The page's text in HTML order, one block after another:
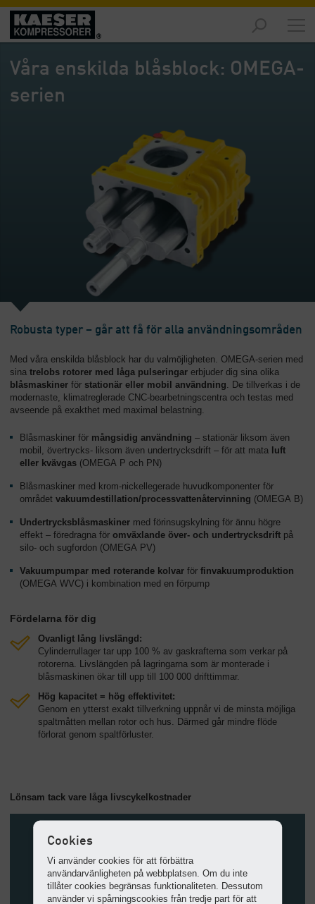
Marknader
-
Översikt
Produkter
Översikt
Våra enskilda blåsblock: OMEGA-
serien
Robusta typer – går att få för alla användningsområden
Med våra enskilda blåsblock har du valmöjligheten. OMEGA-serien med
sina trelobs rotorer med låga pulseringar erbjuder dig sina olika
blåsmaskiner för stationär eller mobil användning. De tillverkas i de
modernaste, klimatreglerade CNC-bearbetningscentra och testas med
avseende på exakthet med maximal belastning.
Blåsmaskiner för mångsidig användning – stationär liksom även
mobil, övertrycks- liksom även undertrycksdrift – för att mata luft
eller kvävgas (OMEGA P och PN)
Blåsmaskiner med krom-nickellegerade huvudkomponenter för
området vakuumdestillation/processvattenåtervinning (OMEGA B)
Undertrycksblåsmaskiner med förinsugskylning för ännu högre
effekt – föredragna för omväxlande över- och undertrycksdrift på
silo- och sugfordon (OMEGA PV)
Vakuumpumpar med roterande kolvar för finvakuumproduktion
(OMEGA WVC) i kombination med en förpump
Fördelarna för dig
Ovanligt lång livslängd:
Cylinderrullager tar upp 100 % av gaskrafterna som verkar på
rotorerna. Livslängden på lagringarna som är monterade i
blåsmaskinen ökar till upp till 100 000 drifttimmar.
Hög kapacitet = hög effektivitet:
Genom en ytterst exakt tillverkning uppnår vi de minsta möjliga
spaltmåtten mellan rotor och hus. Därmed går mindre flöde
förlorat genom spaltförluster.
Lönsam tack vare låga livscykelkostnader
Cookies
Vi använder cookies för att förbättra
användarvänligheten på webbplatsen. Om du inte
tillåter cookies begränsas funktionaliteten. Dessutom
använder vi spårningscookies från tredje part för att